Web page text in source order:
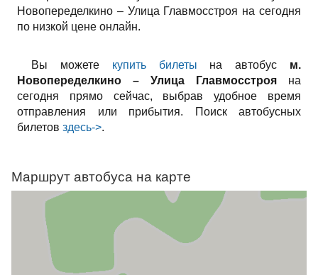
Новопеределкино – Улица Главмосстроя на сегодня
по низкой цене онлайн.
Вы можете купить билеты на автобус м.
Новопеределкино – Улица Главмосстроя на
сегодня прямо сейчас, выбрав удобное время
отправления или прибытия. Поиск автобусных
билетов здесь->.
Маршрут автобуса на карте